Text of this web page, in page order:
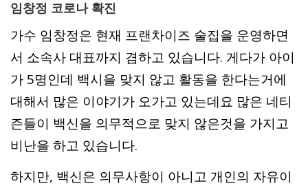
임창정 코로나 확진
가수 임창정은 현재 프랜차이즈 술집을 운영하면
서 소속사 대표까지 겸하고 있습니다. 게다가 아이
가 5명인데 백시을 맞지 않고 활동을 한다는거에
대해서 많은 이야기가 오가고 있는데요 많은 네티
즌들이 백신을 의무적으로 맞지 않은것을 가지고
비난을 하고 있습니다.
하지만, 백신은 의무사항이 아니고 개인의 자유이